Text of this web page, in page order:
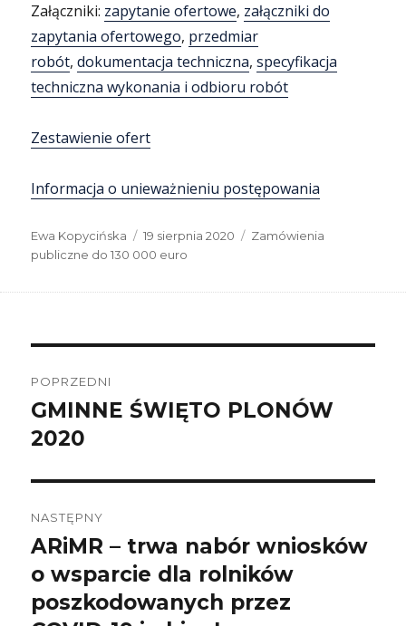
Załączniki: zapytanie ofertowe, załączniki do
zapytania ofertowego, przedmiar
robót,dokumentacja techniczna,specyfikacja
techniczna wykonania i odbioru robót
Zestawienie ofert
Informacja o unieważnieniu postępowania
Autor
Ewa Kopycińska
Data
publikacji
19 sierpnia 2020 Kategorie
Zamówienia
publiczne do 130 000 euro
wpisu
POPRZEDNI
Poprzedni
wpis:
GMINNE ŚWIĘTO PLONÓW
2020
NASTĘPNY
Następny
wpis:
ARiMR – trwa nabór wniosków
o wsparcie dla rolników
poszkodowanych przez